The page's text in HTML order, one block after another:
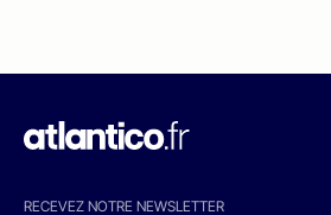
RECEVEZ NOTRE NEWSLETTER